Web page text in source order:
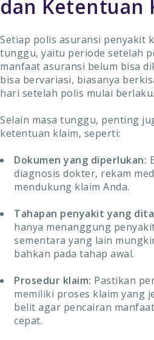
dan Ketentuan
Setiap polis asuransi penyakit
tunggu, yaitu periode setelah
manfaat asuransi belum bisa
bisa bervariasi, biasanya
hari setelah polis mulai berlaku.
Selain masa tunggu, penting
ketentuan klaim, seperti:
Dokumen yang diperlukan:
diagnosis dokter, rekam
mendukung klaim Anda.
Tahapan penyakit yang
hanya menanggung
sementara yang lain
bahkan pada tahap awal.
Prosedur klaim: Pastikan
memiliki proses klaim yang
belit agar pencairan
cepat.